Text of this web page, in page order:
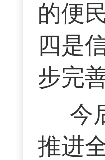
的便
四是
步完善
今
推进